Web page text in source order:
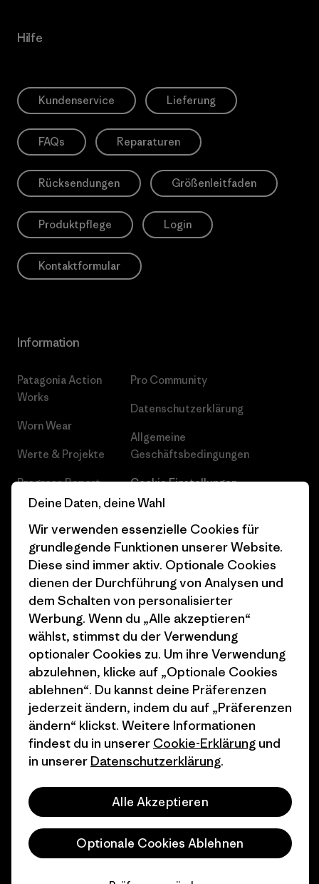
Hilfe
Kundenservice Lieferung
FAQs Reparaturen
Rücksendungen Größenleitfaden
Produktpflege Login
Kontaktformular
Information
Patagonia Action
Works
Worn Wear
Werte & Projekte
Progress Report
Business Unusual
Klimaziele
1% For The Planet
Wie wir finanzieren
Geschenkgutscheine
Stores in deiner
Nähe
Pro Community
Datenschutzerklärung
Allgemeine
Geschäftsbedingungen
Cookie Einstellungen
Karriere
Pressekontakt
Industry program
Affiliate-Programm
Patagonia Österreich
Seitenverzeichnis
© 2026 Patagonia, Inc. All Rights Reserved.
Deine Daten, deine Wahl
Wir verwenden essenzielle Cookies für
grundlegende Funktionen unserer Website.
Diese sind immer aktiv. Optionale Cookies
dienen der Durchführung von Analysen und
dem Schalten von personalisierter
Werbung. Wenn du „Alle akzeptieren“
wählst, stimmst du der Verwendung
optionaler Cookies zu. Um ihre Verwendung
abzulehnen, klicke auf „Optionale Cookies
ablehnen“. Du kannst deine Präferenzen
jederzeit ändern, indem du auf „Präferenzen
ändern“ klickst. Weitere Informationen
findest du in unserer Cookie-Erklärung und
in unserer Datenschutzerklärung.
Alle Akzeptieren
Optionale Cookies Ablehnen